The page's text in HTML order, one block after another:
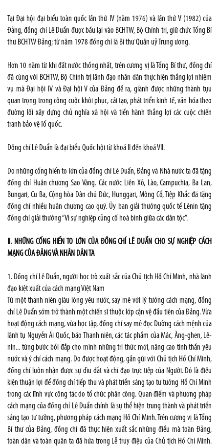
Tại Đại hội đại biểu toàn quốc lần thứ IV (năm 1976) và lần thứ V (1982) của
Đảng, đồng chí Lê Duẩn được bầu lại vào BCHTW, Bộ Chính trị, giữ chức Tổng Bí
thư BCHTW Đảng; từ năm 1978 đồng chí là Bí thư Quân uỷ Trung ương.
Hơn 10 năm từ khi đất nước thống nhất, trên cương vị là Tổng Bí thư, đồng chí
đã cùng với BCHTW, Bộ Chính trị lãnh đạo nhân dân thực hiện thắng lợi nhiệm
vụ mà Đại hội IV và Đại hội V của Đảng đề ra, giành được những thành tựu
quan trọng trong công cuộc khôi phục, cải tạo, phát triển kinh tế, văn hóa theo
đường lối xây dựng chủ nghĩa xã hội và tiến hành thắng lợi các cuộc chiến
tranh bảo vệ Tổ quốc.
Đồng chí Lê Duẩn là đại biểu Quốc hội từ khoá II đến khoá VII.
Do những cống hiến to lớn của đồng chí Lê Duẩn, Đảng và Nhà nước ta đã tặng
đồng chí Huân chương Sao Vàng. Các nước Liên Xô, Lào, Campuchia, Ba Lan,
Bungari, Cu Ba, Cộng hòa Dân chủ Đức, Hunggari, Mông Cổ, Tiệp Khắc đã tặng
đồng chí nhiều huân chương cao quý. Ủy ban giải thưởng quốc tế Lênin tặng
đồng chí giải thưởng “Vì sự nghiệp củng cố hoà bình giữa các dân tộc”.
II. NHỮNG CỐNG HIẾN TO LỚN CỦA ĐỒNG CHÍ LÊ DUẨN CHO SỰ NGHIỆP CÁCH
MẠNG CỦA ĐẢNG VÀ NHÂN DÂN TA
1. Đồng chí Lê Duẩn, người học trò xuất sắc của Chủ tịch Hồ Chí Minh, nhà lãnh
đạo kiệt xuất của cách mạng Việt Nam
Từ một thanh niên giàu lòng yêu nước, say mê với lý tưởng cách mạng, đồng
chí Lê Duẩn sớm trở thành một chiến sĩ thuộc lớp cận vệ đầu tiên của Đảng. Vừa
hoạt động cách mạng, vừa học tập, đồng chí say mê đọc Đường cách mệnh của
lãnh tụ Nguyễn Ái Quốc, báo Thanh niên, các tác phẩm của Mác, Ăng-ghen, Lê-
nin... từng bước bồi đắp cho mình những tri thức mới, nâng cao tinh thần yêu
nước và ý chí cách mạng. Do được hoạt động, gần gũi với Chủ tịch Hồ Chí Minh,
đồng chí luôn nhận được sự dìu dắt và chỉ đạo trực tiếp của Người. Đó là điều
kiện thuận lợi để đồng chí tiếp thu và phát triển sáng tạo tư tưởng Hồ Chí Minh
trong các lĩnh vực công tác do tổ chức phân công. Quan điểm và phương pháp
cách mạng của đồng chí Lê Duẩn chính là sự thể hiện trung thành và phát triển
sáng tạo tư tưởng, phương pháp cách mạng Hồ Chí Minh. Trên cương vị là Tổng
Bí thư của Đảng, đồng chí đã thực hiện xuất sắc những điều mà toàn Đảng,
toàn dân và toàn quân ta đã hứa trong Lễ truy điệu của Chủ tịch Hồ Chí Minh.